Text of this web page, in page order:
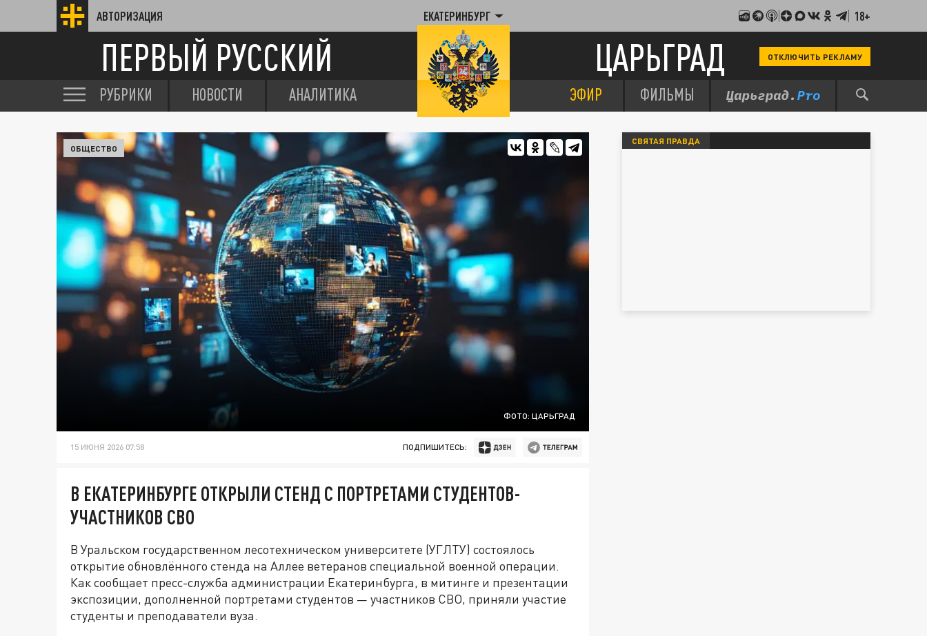
АВТОРИЗАЦИЯ ЕКАТЕРИНБУРГ 18+
ПЕРВЫЙ РУССКИЙ ЦАРЬГРАД ОТКЛЮЧИТЬ РЕКЛАМУ
РУБРИКИ НОВОСТИ АНАЛИТИКА ЭФИР ФИЛЬМЫ
ФОТО: ЦАРЬГРАД
ОБЩЕСТВО
15 ИЮНЯ 2026 07:58 ПОДПИШИТЕСЬ:
В ЕКАТЕРИНБУРГЕ ОТКРЫЛИ СТЕНД С ПОРТРЕТАМИ СТУДЕНТОВ-
УЧАСТНИКОВ СВО
В Уральском государственном лесотехническом университете (УГЛТУ) состоялось
открытие обновлённого стенда на Аллее ветеранов специальной военной операции.
Как сообщает пресс-служба администрации Екатеринбурга, в митинге и презентации
экспозиции, дополненной портретами студентов — участников СВО, приняли участие
студенты и преподаватели вуза.
СВЯТАЯ ПРАВДА